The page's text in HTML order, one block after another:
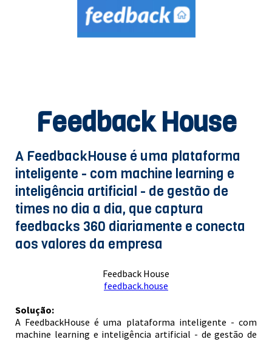
Feedback House
A FeedbackHouse é uma plataforma
inteligente - com machine learning e
inteligência artificial - de gestão de
times no dia a dia, que captura
feedbacks 360 diariamente e conecta
aos valores da empresa
Feedback House
feedback.house
Solução:
A FeedbackHouse é uma plataforma inteligente - com
machine learning e inteligência artificial - de gestão de